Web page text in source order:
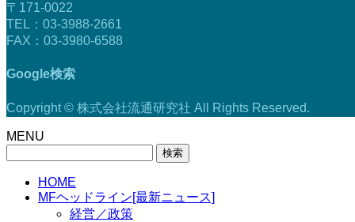
〒171-0022
TEL：03-3988-2661
FAX：03-3980-6588
Google検索
Copyright © 株式会社流通研究社 All Rights Reserved.
MENU
HOME
MFヘッドライン[最新ニュース]
経営／政策